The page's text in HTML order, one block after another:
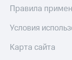
Правила
Условия
Карта сайта